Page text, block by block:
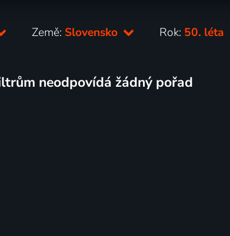
Země: Slovensko Rok: 50. léta
neodpovídá žádný pořad